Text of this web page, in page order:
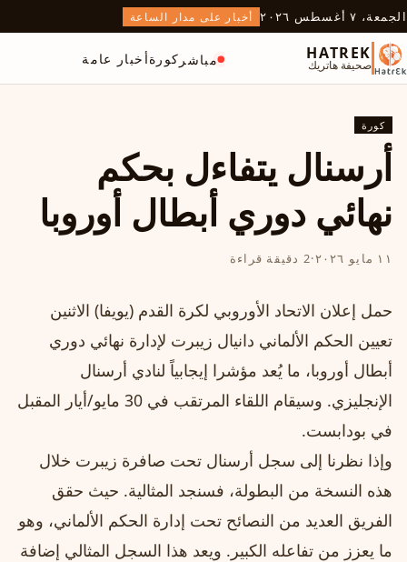
الجمعة، ٧ أغسطس ٢٠٢٦ أخبار على مدار الساعة
HATREK
صحيفة هاتريك مباشر كورةأخبار عامة
كورة
أرسنال يتفاءل بحكم
نهائي دوري أبطال أوروبا
١١ مايو ٢٠٢٦ ·2 دقيقة قراءة
حمل إعلان الاتحاد الأوروبي لكرة القدم (يويفا) الاثنين
تعيين الحكم الألماني دانيال زيبرت لإدارة نهائي دوري
أبطال أوروبا، ما يُعد مؤشرا إيجابياً لنادي أرسنال
الإنجليزي. وسيقام اللقاء المرتقب في 30 مايو/أيار المقبل
في بودابست.
وإذا نظرنا إلى سجل أرسنال تحت صافرة زيبرت خلال
هذه النسخة من البطولة، فسنجد المثالية. حيث حقق
الفريق العديد من النصائح تحت إدارة الحكم الألماني، وهو
ما يعزز من تفاعله الكبير. ويعد هذا السجل المثالي إضافة